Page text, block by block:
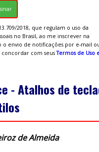
2018, que regulam o uso da
no Brasil, ao me inscrever na
o envio de notificações por e-mail
com seusTermos de Uso
- Atalhos de
de Almeida